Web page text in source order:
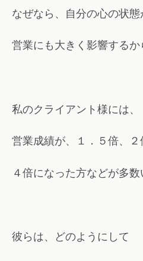
なぜなら、自分の心の状態
営業にも大きく影響するか
私のクライアント様には、
営業成績が、１．５倍、２
４倍になった方などが多数
彼らは、どのようにして